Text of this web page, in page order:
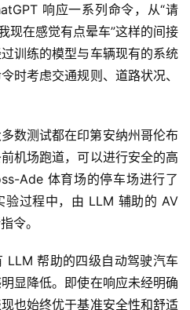
响应一系列命令，从“请
现在感觉有点晕车”这样的间接
训练的模型与车辆现有的系统
时考虑交通规则、道路状况、
数测试都在印第安纳州哥伦布
机场跑道，可以进行安全的高
Ade 体育场的停车场进行了
验过程中，由 LLM 辅助的 AV
令。
LLM 帮助的四级自动驾驶汽车
显降低。即使在响应未经明确
也始终优于基准安全性和舒适